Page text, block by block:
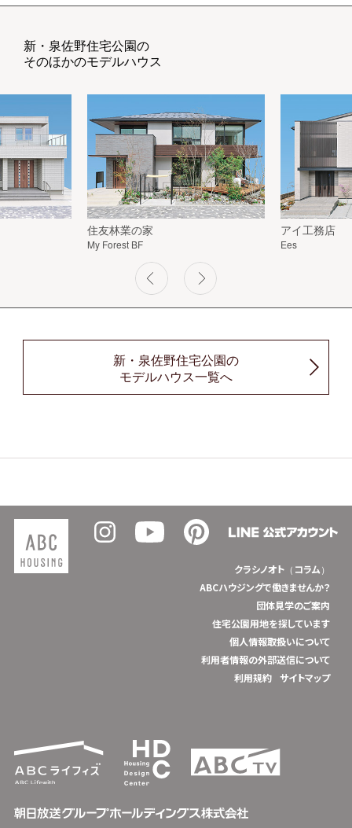
新・泉佐野住宅公園の
そのほかのモデルハウス
住友林業の家
My Forest BF
アイ工務店
Ees
新・泉佐野住宅公園の
モデルハウス一覧へ
クラシノオト（コラム）
ABCハウジングで働きませんか？
団体見学のご案内
住宅公園用地を探しています
個人情報取扱いについて
利用者情報の外部送信について
利用規約
サイトマップ